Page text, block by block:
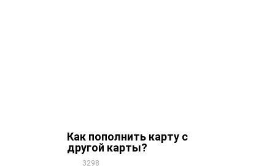
Как пополнить карту с
другой карты?
3298